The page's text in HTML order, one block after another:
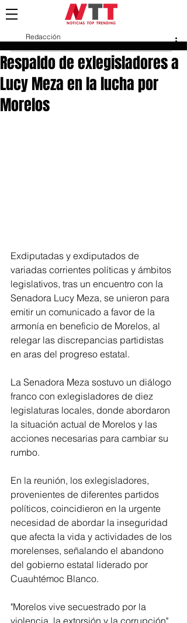
Respaldo de exlegisladores a
Lucy Meza en la lucha por
Morelos
Redacción
Exdiputadas y exdiputados de
variadas corrientes políticas y ámbitos
legislativos, tras un encuentro con la
Senadora Lucy Meza, se unieron para
emitir un comunicado a favor de la
armonía en beneficio de Morelos, al
relegar las discrepancias partidistas
en aras del progreso estatal.
La Senadora Meza sostuvo un diálogo
franco con exlegisladores de diez
legislaturas locales, donde abordaron
la situación actual de Morelos y las
acciones necesarias para cambiar su
rumbo.
En la reunión, los exlegisladores,
provenientes de diferentes partidos
políticos, coincidieron en la urgente
necesidad de abordar la inseguridad
que afecta la vida y actividades de los
morelenses, señalando el abandono
del gobierno estatal liderado por
Cuauhtémoc Blanco.
"Morelos vive secuestrado por la